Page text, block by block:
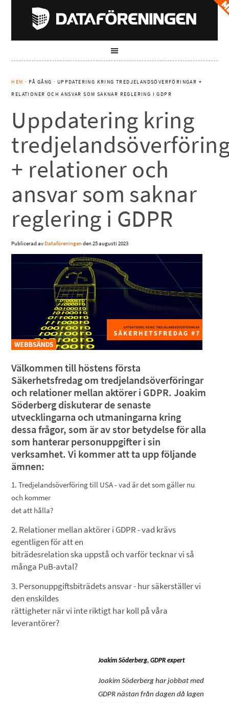
HEM · PÅ GÅNG · UPPDATERING KRING TREDJELANDSÖVERFÖRINGAR +
RELATIONER OCH ANSVAR SOM SAKNAR REGLERING I GDPR
Uppdatering kring
+ relationer och
ansvar som saknar
reglering i GDPR
Publicerad av Dataföreningenden25 augusti 2023
Välkommen till höstens första
Säkerhetsfredag om tredjelandsöverföringar
och relationer mellan aktörer i GDPR. Joakim
Söderberg diskuterar de senaste
utvecklingarna och utmaningarna kring
dessa frågor, som är av stor betydelse för alla
som hanterar personuppgifter i sin
verksamhet. Vi kommer att ta upp följande
ämnen:
1. Tredjelandsöverföring till USA - vad är det som gäller nu
och kommer
det att hålla?
2. Relationer mellan aktörer i GDPR - vad krävs
egentligen för att en
biträdesrelation ska uppstå och varför tecknar vi så
många PuB-avtal?
3. Personuppgiftsbiträdets ansvar - hur säkerställer vi
den enskildes
rättigheter när vi inte riktigt har koll på våra
leverantörer?
Joakim Söderberg, GDPR expert
Joakim Söderberg har jobbat med
GDPR nästan från dagen då lagen